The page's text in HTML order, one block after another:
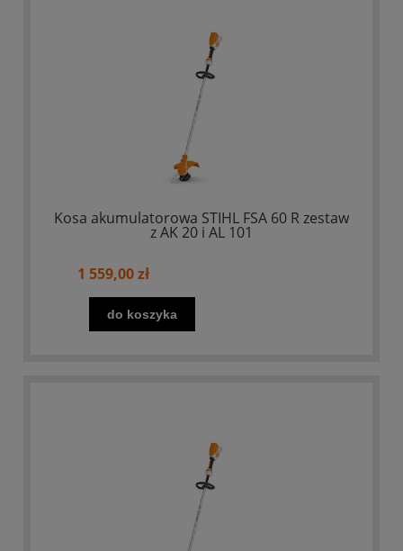
Kosa akumulatorowa STIHL FSA 60 R zestaw
z AK 20 i AL 101
1 559,00 zł
do koszyka